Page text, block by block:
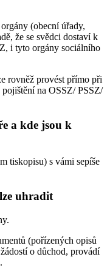
(obecní úřady,
že se svědci dostaví k
i tyto orgány sociálního
rovněž provést přímo při
na OSSZ/ PSSZ/
a kde jsou k
tiskopisu) s vámi sepíše
uhradit
(pořízených opisů
o důchod, provádí